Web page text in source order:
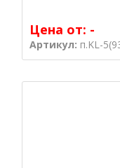
Цена от: -
Артикул: п.KL-